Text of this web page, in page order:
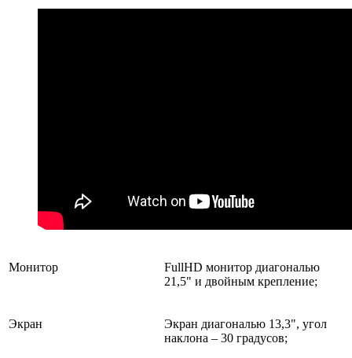
Монитор
FullHD монитор диагональю
21,5" и двойным крепление;
Экран
Экран диагональю 13,3", угол
наклона – 30 градусов;